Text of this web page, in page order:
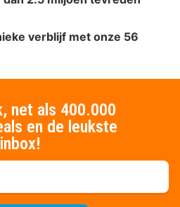
verblijf met onze 56
net als 400.000
en de leukste